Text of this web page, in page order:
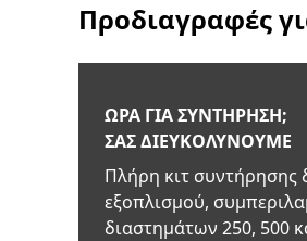
Προδιαγραφές
ΏΡΑ ΓΙΑ ΣΥΝΤΉΡΗΣΗ;
ΣΑΣ ΔΙΕΥΚΟΛΎΝΟΥΜΕ
Πλήρη κιτ συντήρησης
εξοπλισμού,
διαστημάτων 250, 500